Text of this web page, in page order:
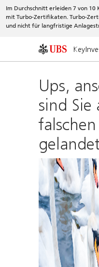
Im Durchschnitt erleiden 7 von
mit Turbo-Zertifikaten. Turbo-
und nicht für langfristige
Ups,
sind Sie
gelandet